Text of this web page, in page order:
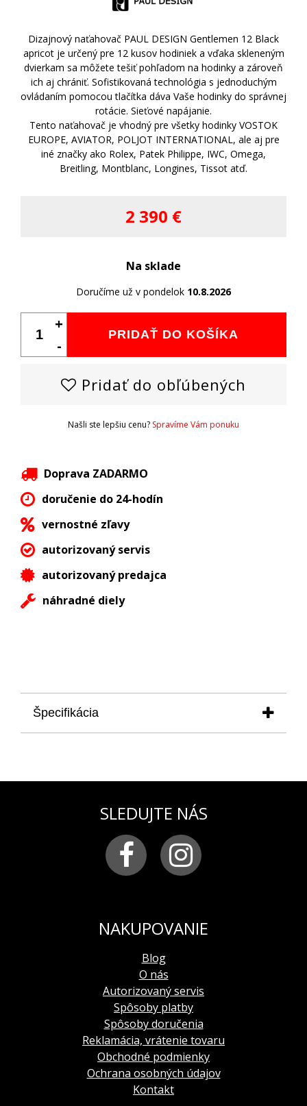
Dizajnový naťahovač PAUL DESIGN Gentlemen 12 Black
apricot je určený pre 12 kusov hodiniek a vďaka skleneným
dvierkam sa môžete tešiť pohľadom na hodinky a zároveň
ich aj chrániť. Sofistikovaná technológia s jednoduchým
ovládaním pomocou tlačítka dáva Vaše hodinky do správnej
rotácie. Sieťové napájanie.
Tento naťahovač je vhodný pre všetky hodinky VOSTOK
EUROPE, AVIATOR, POLJOT INTERNATIONAL, ale aj pre
iné značky ako Rolex, Patek Philippe, IWC, Omega,
Breitling, Montblanc, Longines, Tissot atď.
2 390 €
Na sklade
Doručíme už v pondelok 10.8.2026
PRIDAŤ DO KOŠÍKA
+
-
Pridať do obľúbených
Našli ste lepšiu cenu? Spravíme Vám ponuku
Doprava ZADARMO
doručenie do 24-hodín
vernostné zľavy
autorizovaný servis
autorizovaný predajca
náhradné diely
Špecifikácia
sklenené dvierka chránia hodinky pred
sa môžete tešiť pohľadom na hodinky
Sofistikovaná technológia
Každé hodinky je možné ovádať individuálne
Otvára sa odtlačkom prsta alebo kľúčom
Chromové kovové krúžky
Držiak hodiniek je vyrobený z velúru
TECHNICKÝ POPIS
Rozmery: 370 x 520 x 220 mm (Š x V x H)
režim otáčania: vpravo / vľavo / striedavo
napájací sieťový zdroj: 5V
SLEDUJTE NÁS
NAKUPOVANIE
Blog
O nás
Autorizovaný servis
Spôsoby platby
Spôsoby doručenia
Reklamácia, vrátenie tovaru
Obchodné podmienky
Ochrana osobných údajov
Kontakt